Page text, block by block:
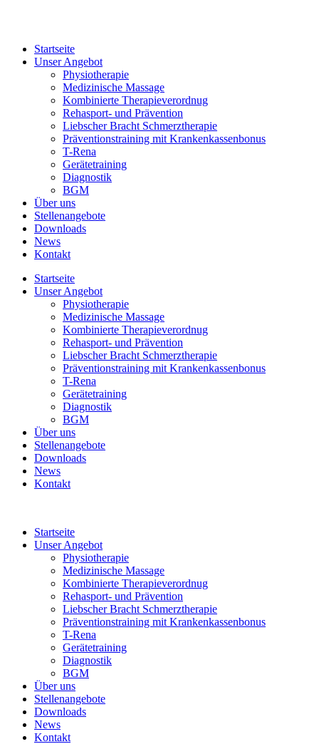
Startseite
Unser Angebot
Physiotherapie
Medizinische Massage
Kombinierte Therapieverordnug
Rehasport- und Prävention
Liebscher Bracht Schmerztherapie
Präventionstraining mit Krankenkassenbonus
T-Rena
Gerätetraining
Diagnostik
BGM
Über uns
Stellenangebote
Downloads
News
Kontakt
Startseite
Unser Angebot
Physiotherapie
Medizinische Massage
Kombinierte Therapieverordnug
Rehasport- und Prävention
Liebscher Bracht Schmerztherapie
Präventionstraining mit Krankenkassenbonus
T-Rena
Gerätetraining
Diagnostik
BGM
Über uns
Stellenangebote
Downloads
News
Kontakt
Startseite
Unser Angebot
Physiotherapie
Medizinische Massage
Kombinierte Therapieverordnug
Rehasport- und Prävention
Liebscher Bracht Schmerztherapie
Präventionstraining mit Krankenkassenbonus
T-Rena
Gerätetraining
Diagnostik
BGM
Über uns
Stellenangebote
Downloads
News
Kontakt